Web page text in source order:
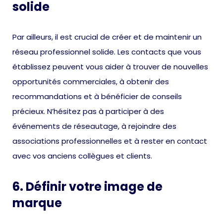
solide
Par ailleurs, il est crucial de créer et de maintenir un
réseau professionnel solide. Les contacts que vous
établissez peuvent vous aider à trouver de nouvelles
opportunités commerciales, à obtenir des
recommandations et à bénéficier de conseils
précieux. N’hésitez pas à participer à des
événements de réseautage, à rejoindre des
associations professionnelles et à rester en contact
avec vos anciens collègues et clients.
6. Définir votre image de
marque